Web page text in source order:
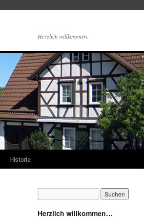
Herzlich willkommen.
Historie
Herzlich willkommen…